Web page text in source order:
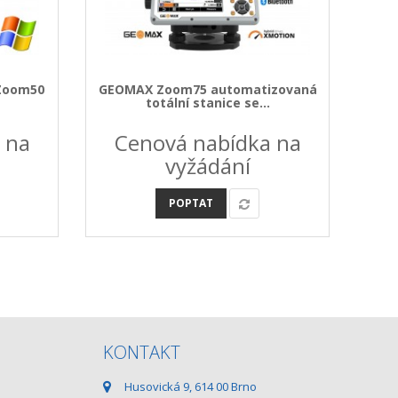
GEOMAX Zoom75 automatizovaná
totální stanice se...
Cenová nabídka na
vyžádání
POPTAT
KONTAKT
Husovická 9, 614 00 Brno